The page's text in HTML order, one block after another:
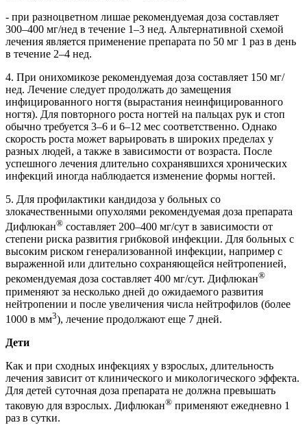
- при разноцветном лишае рекомендуемая доза составляет
300–400 мг/нед в течение 1–3 нед. Альтернативной схемой
лечения является применение препарата по 50 мг 1 раз в день
в течение 2–4 нед.
4. При онихомикозе рекомендуемая доза составляет 150 мг/
нед. Лечение следует продолжать до замещения
инфицированного ногтя (вырастания неинфицированного
ногтя). Для повторного роста ногтей на пальцах рук и стоп
обычно требуется 3–6 и 6–12 мес соответственно. Однако
скорость роста может варьировать в широких пределах у
разных людей, а также в зависимости от возраста. После
успешного лечения длительно сохранявшихся хронических
инфекций иногда наблюдается изменение формы ногтей.
5. Для профилактики кандидоза у больных со
злокачественными опухолями рекомендуемая доза препарата
Дифлюкан® составляет 200–400 мг/сут в зависимости от
степени риска развития грибковой инфекции. Для больных с
высоким риском генерализованной инфекции, например с
выраженной или длительно сохраняющейся нейтропенией,
рекомендуемая доза составляет 400 мг/сут. Дифлюкан®
применяют за несколько дней до ожидаемого развития
нейтропении и после увеличения числа нейтрофилов (более
1000 в мм3), лечение продолжают еще 7 дней.
Дети
Как и при сходных инфекциях у взрослых, длительность
лечения зависит от клинического и микологического эффекта.
Для детей суточная доза препарата не должна превышать
таковую для взрослых. Дифлюкан® применяют ежедневно 1
раз в сутки.